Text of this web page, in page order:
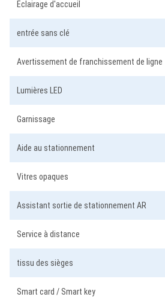
Eclairage d'accueil
entrée sans clé
Avertissement de franchissement de ligne
Lumières LED
Garnissage
Aide au stationnement
Vitres opaques
Assistant sortie de stationnement AR
Service à distance
tissu des sièges
Smart card / Smart key